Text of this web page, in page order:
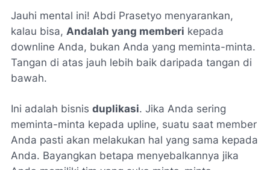
Jauhi mental ini! Abdi Prasetyo menyarankan,
kalau bisa, Andalah yang memberi kepada
downline Anda, bukan Anda yang meminta-minta.
Tangan di atas jauh lebih baik daripada tangan di
bawah.
Ini adalah bisnis duplikasi. Jika Anda sering
meminta-minta kepada upline, suatu saat member
Anda pasti akan melakukan hal yang sama kepada
Anda. Bayangkan betapa menyebalkannya jika